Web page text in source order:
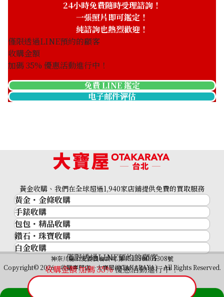
24小時免費隨時受理諮詢！
一張照片即可鑑定！
純諮詢也熱烈歡迎！
僅限透過LINE預約的顧客
收購金額
加碼35% 優惠活動進行中！
免費 LINE 鑑定
电子邮件评估
僅限透過LINE預約的顧客
收購金額 加碼35%優惠活動進行中！
黃金收購、我們在全球超過1,940家店鋪提供免費的買取服務
黃金・金條收購
黃金與貴金屬
金的錠
金幣
黃金過去10年
黃金飾品
黃金戒指
黃金項鍊
手錶收購
名牌手錶
Rolex
Patek Philippe
Audemars Piguet
Vacheron Constantin
A. Lange & Söhne
包包・精品收購
品牌精品
Cartier
LOUIS VUITTON
Hermès
CELINE
鑽石・珠寶收購
鑽石･珠寶
祖母綠（翠玉）
紅寶石（紅玉）
白金收購
神奈川縣公安委員會許可 第451380001308號
Copyright© 2026 收購專門店—大寶屋(OTAKARAYA) All Rights Reserved.